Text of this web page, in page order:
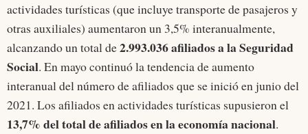
actividades turísticas (que incluye transporte de pasajeros y
otras auxiliales) aumentaron un 3,5% interanualmente,
alcanzando un total de2.993.036 afiliados a la Seguridad
Social. En mayo continuó la tendencia de aumento
interanual del número de afiliados que se inició en junio del
2021. Los afiliados en actividades turísticas supusieron el
13,7% del total de afiliados en la economía nacional.